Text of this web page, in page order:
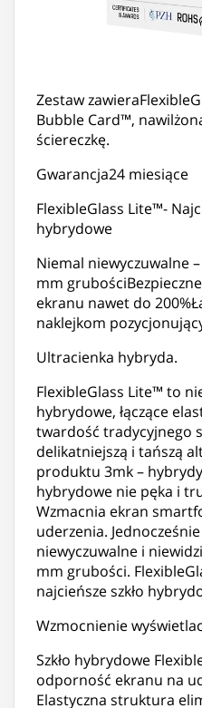
Zestaw
Bubble Card™,
ściereczkę.
Gwarancja24 miesiące
FlexibleGlass Lite™-
hybrydowe
Niemal niewyczuwalne
mm
ekranu nawet do
naklejkom
Ultracienka hybryda.
FlexibleGlass Lite™ to
hybrydowe, łączące
twardość tradycyjnego
delikatniejszą i tańszą
produktu 3mk –
hybrydowe nie pęka i
Wzmacnia ekran
uderzenia.
niewyczuwalne i
mm grubości.
najcieńsze szkło
Wzmocnienie
Szkło hybrydowe
odporność ekranu na
Elastyczna struktura